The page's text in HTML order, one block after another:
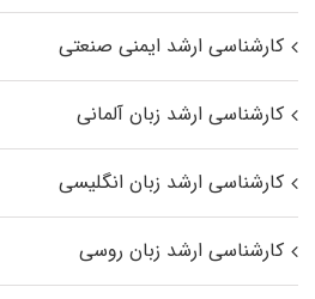
کارشناسی ارشد ایمنی صنعتی
کارشناسی ارشد زبان آلمانی
کارشناسی ارشد زبان انگلیسی
کارشناسی ارشد زبان روسی